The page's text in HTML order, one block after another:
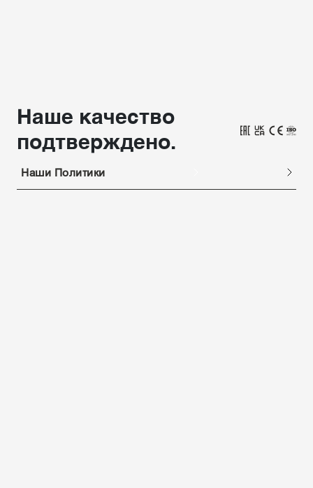
Наше качество
подтверждено.
Наши Политики